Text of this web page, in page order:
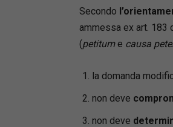
Secondo
ammessa ex art. 183
(petitume causa
la domanda
non deve
non deve